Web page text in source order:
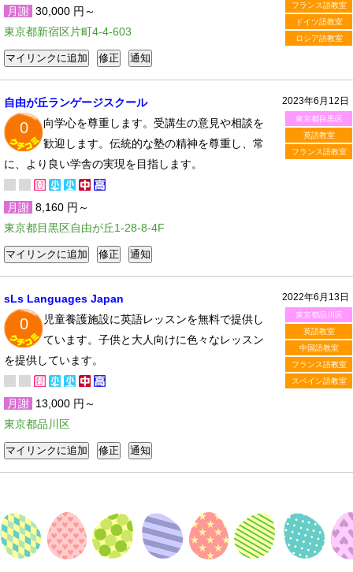
フランス語教室
ドイツ語教室
ロシア語教室
月謝 30,000 円～
東京都新宿区片町4-4-603
2023年6月12日
東京都目黒区
英語教室
フランス語教室
自由が丘ランゲージスクール
0
向学心を尊重します。受講生の意見や相談を
歓迎します。伝統的な塾の精神を尊重し、常
に、より良い学舎の実現を目指します。
月謝 8,160 円～
東京都目黒区自由が丘1-28-8-4F
2022年6月13日
東京都品川区
英語教室
中国語教室
フランス語教室
スペイン語教室
sLs Languages Japan
0
児童養護施設に英語レッスンを無料で提供し
ています。子供と大人向けに色々なレッスン
を提供しています。
月謝 13,000 円～
東京都品川区